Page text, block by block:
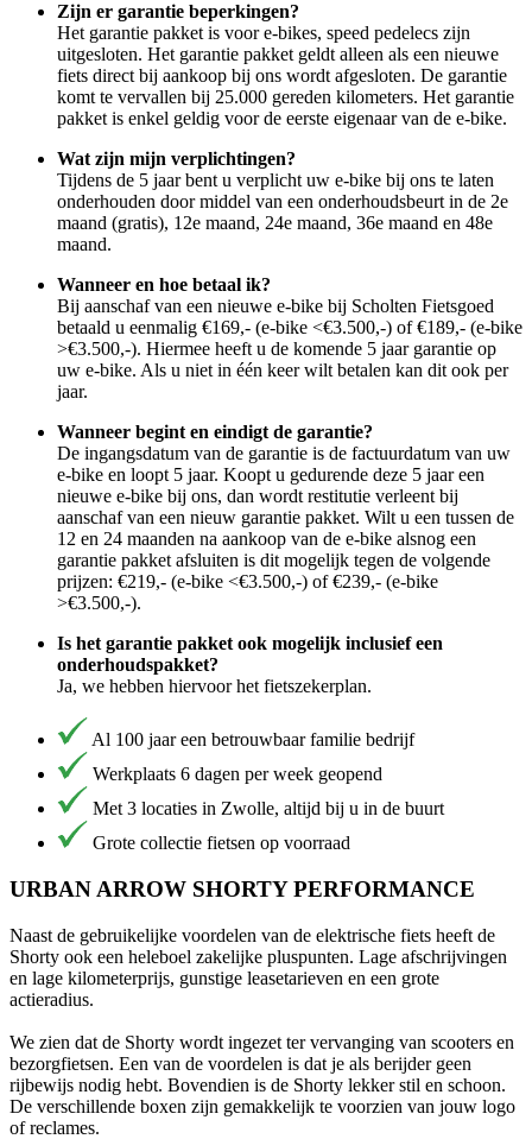
Zijn er garantie beperkingen?
Het garantie pakket is voor e-bikes, speed pedelecs zijn
uitgesloten. Het garantie pakket geldt alleen als een nieuwe
fiets direct bij aankoop bij ons wordt afgesloten. De garantie
komt te vervallen bij 25.000 gereden kilometers. Het garantie
pakket is enkel geldig voor de eerste eigenaar van de e-bike.
Wat zijn mijn verplichtingen?
Tijdens de 5 jaar bent u verplicht uw e-bike bij ons te laten
onderhouden door middel van een onderhoudsbeurt in de 2e
maand (gratis), 12e maand, 24e maand, 36e maand en 48e
maand.
Wanneer en hoe betaal ik?
Bij aanschaf van een nieuwe e-bike bij Scholten Fietsgoed
betaald u eenmalig €169,- (e-bike <€3.500,-) of €189,- (e-bike
>€3.500,-). Hiermee heeft u de komende 5 jaar garantie op
uw e-bike. Als u niet in één keer wilt betalen kan dit ook per
jaar.
Wanneer begint en eindigt de garantie?
De ingangsdatum van de garantie is de factuurdatum van uw
e-bike en loopt 5 jaar. Koopt u gedurende deze 5 jaar een
nieuwe e-bike bij ons, dan wordt restitutie verleent bij
aanschaf van een nieuw garantie pakket. Wilt u een tussen de
12 en 24 maanden na aankoop van de e-bike alsnog een
garantie pakket afsluiten is dit mogelijk tegen de volgende
prijzen: €219,- (e-bike <€3.500,-) of €239,- (e-bike
>€3.500,-).
Is het garantie pakket ook mogelijk inclusief een
onderhoudspakket?
Ja, we hebben hiervoor het fietszekerplan.
Al 100 jaar een betrouwbaar familie bedrijf
Werkplaats 6 dagen per week geopend
Met 3 locaties in Zwolle, altijd bij u in de buurt
Grote collectie fietsen op voorraad
URBAN ARROW SHORTY PERFORMANCE
Naast de gebruikelijke voordelen van de elektrische fiets heeft de
Shorty ook een heleboel zakelijke pluspunten. Lage afschrijvingen
en lage kilometerprijs, gunstige leasetarieven en een grote
actieradius.
We zien dat de Shorty wordt ingezet ter vervanging van scooters en
bezorgfietsen. Een van de voordelen is dat je als berijder geen
rijbewijs nodig hebt. Bovendien is de Shorty lekker stil en schoon.
De verschillende boxen zijn gemakkelijk te voorzien van jouw logo
of reclames.